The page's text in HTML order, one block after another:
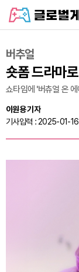
버추얼
숏폼 드라마
쇼타임에 '버츄얼 온
이원용 기자
기사입력 : 2025-01-